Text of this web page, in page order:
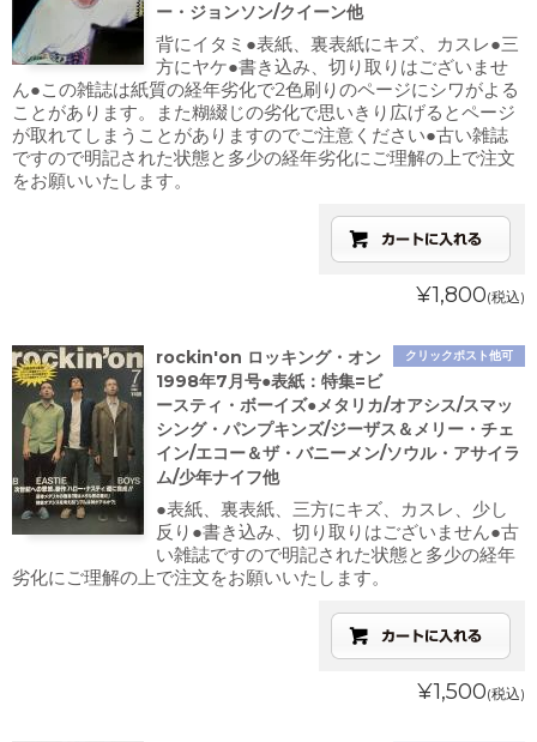
ー・ジョンソン/クイーン他
背にイタミ●表紙、裏表紙にキズ、カスレ●三
方にヤケ●書き込み、切り取りはございませ
ん●この雑誌は紙質の経年劣化で2色刷りのページにシワがよる
ことがあります。また糊綴じの劣化で思いきり広げるとページ
が取れてしまうことがありますのでご注意ください●古い雑誌
ですので明記された状態と多少の経年劣化にご理解の上で注文
をお願いいたします。
¥1,800(税込)
クリックポスト他可
rockin'on ロッキング・オン
1998年7月号●表紙：特集=ビ
ースティ・ボーイズ●メタリカ/オアシス/スマッ
シング・パンプキンズ/ジーザス＆メリー・チェ
イン/エコー＆ザ・バニーメン/ソウル・アサイラ
ム/少年ナイフ他
●表紙、裏表紙、三方にキズ、カスレ、少し
反り●書き込み、切り取りはございません●古
い雑誌ですので明記された状態と多少の経年
劣化にご理解の上で注文をお願いいたします。
¥1,500(税込)